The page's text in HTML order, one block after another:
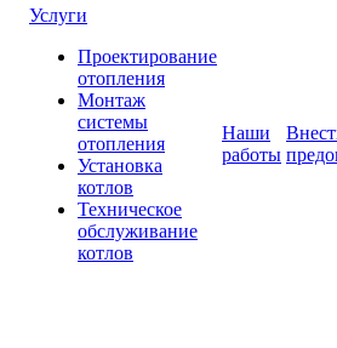
Услуги
Проектирование
отопления
Монтаж
системы
отопления
Установка
котлов
Техническое
обслуживание
котлов
Наши
работы